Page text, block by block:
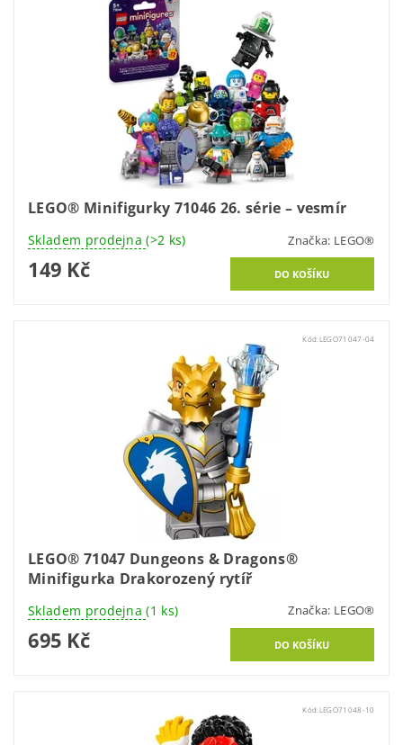
LEGO® Minifigurky 71046 26. série – vesmír
Skladem prodejna(>2 ks) Značka: LEGO®
149 Kč
Kód: LEGO71047-04
LEGO® 71047 Dungeons & Dragons®
Minifigurka Drakorozený rytíř
Skladem prodejna(1 ks) Značka: LEGO®
695 Kč
Kód: LEGO71048-10